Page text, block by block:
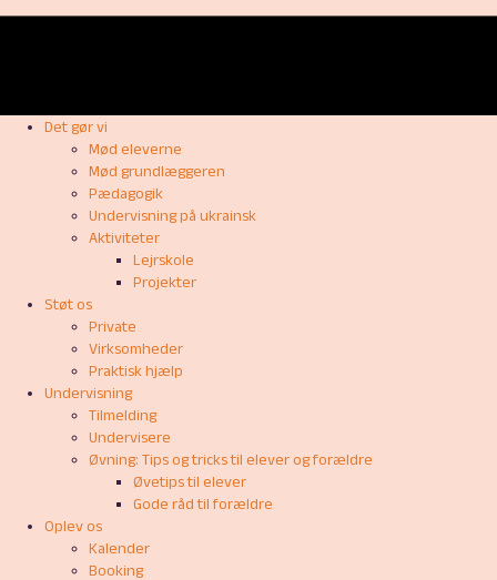
Det gør vi
Mød eleverne
Mød grundlæggeren
Pædagogik
Undervisning på ukrainsk
Aktiviteter
Lejrskole
Projekter
Støt os
Private
Virksomheder
Praktisk hjælp
Undervisning
Tilmelding
Undervisere
Øvning: Tips og tricks til elever og forældre
Øvetips til elever
Gode råd til forældre
Oplev os
Kalender
Booking